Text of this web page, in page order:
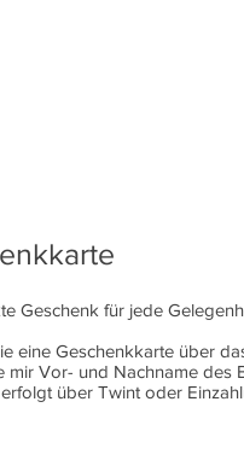
Geschenk für jede
eine Geschenkkarte über
mir Vor- und Nachname des
über Twint oder